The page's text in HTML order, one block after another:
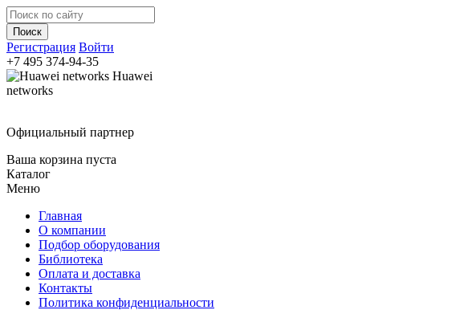
Регистрация Войти
+7 495 374-94-35
Huawei
networks
Официальный партнер
Ваша корзина пуста
Каталог
Меню
Главная
О компании
Подбор оборудования
Библиотека
Оплата и доставка
Контакты
Политика конфиденциальности